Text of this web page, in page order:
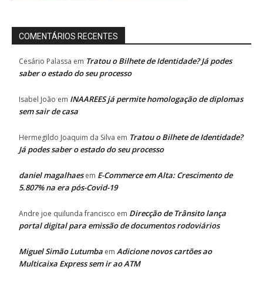
COMENTÁRIOS RECENTES
Cesário Palassa em Tratou o Bilhete de Identidade? Já podes
saber o estado do seu processo
Isabel João em INAAREES já permite homologação de diplomas
sem sair de casa
Hermegildo Joaquim da Silva em Tratou o Bilhete de Identidade?
Já podes saber o estado do seu processo
daniel magalhaesem E-Commerce em Alta: Crescimento de
5.807% na era pós-Covid-19
Andre joe quilunda francisco em Direcção de Trânsito lança
portal digital para emissão de documentos rodoviários
Miguel Simão Lutumba em Adicione novos cartões ao
Multicaixa Express sem ir ao ATM